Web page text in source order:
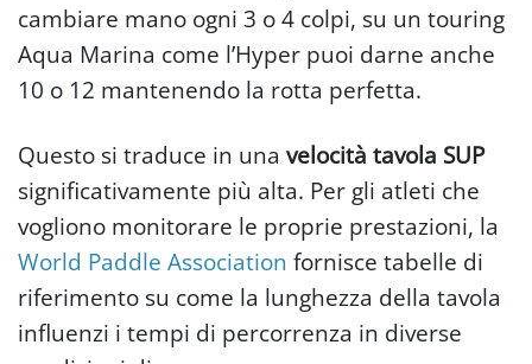
cambiare mano ogni 3 o 4 colpi, su un touring
Aqua Marina come l’Hyper puoi darne anche
10 o 12 mantenendo la rotta perfetta.
Questo si traduce in una velocità tavola SUP
significativamente più alta. Per gli atleti che
vogliono monitorare le proprie prestazioni, la
World Paddle Association fornisce tabelle di
riferimento su come la lunghezza della tavola
influenzi i tempi di percorrenza in diverse